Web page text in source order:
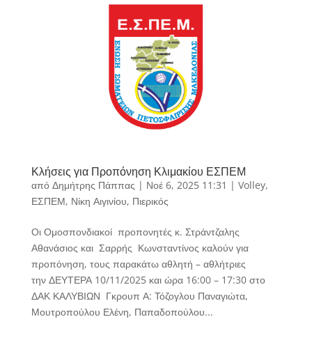
Κλήσεις για Προπόνηση Κλιμακίου ΕΣΠΕΜ
από Δημήτρης Πάππας | Νοέ 6, 2025 11:31 | Volley,
ΕΣΠΕΜ, Νίκη Αιγινίου, Πιερικός
Οι Ομοσπονδιακοί προπονητές κ. Στράντζαλης
Αθανάσιος και Σαρρής Κωνσταντίνος καλούν για
προπόνηση, τους παρακάτω αθλητή – αθλήτριες
την ΔΕΥΤΕΡΑ 10/11/2025 και ώρα 16:00 – 17:30 στο
ΔΑΚ ΚΑΛΥΒΙΩΝ Γκρουπ Α: Τόζογλου Παναγιώτα,
Μουτροπούλου Ελένη, Παπαδοπούλου...